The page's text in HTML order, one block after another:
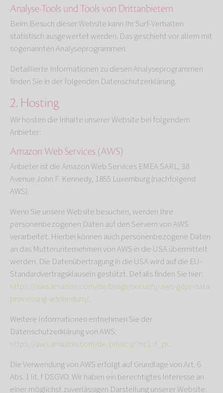
Analyse-Tools und Tools von Dritt­anbietern
Beim Besuch dieser Website kann Ihr Surf-Verhalten
statistisch ausgewertet werden. Das geschieht vor allem mit
sogenannten Analyseprogrammen.
Detaillierte Informationen zu diesen Analyseprogrammen
finden Sie in der folgenden Datenschutzerklärung.
2. Hosting
Wir hosten die Inhalte unserer Website bei folgendem
Anbieter:
Amazon Web Services (AWS)
Anbieter ist die Amazon Web Services EMEA SARL, 38
Avenue John F. Kennedy, 1855 Luxemburg (nachfolgend
AWS).
Wenn Sie unsere Website besuchen, werden Ihre
personenbezogenen Daten auf den Servern von AWS
verarbeitet. Hierbei können auch personenbezogene Daten
an das Mutterunternehmen von AWS in die USA übermittelt
werden. Die Datenübertragung in die USA wird auf die EU-
Standardvertragsklauseln gestützt. Details finden Sie hier:
https://aws.amazon.com/de/blogs/security/aws-gdpr-data-
processing-addendum/.
Weitere Informationen entnehmen Sie der
Datenschutzerklärung von AWS:
https://aws.amazon.com/de/privacy/?nc1=f_pr.
Die Verwendung von AWS erfolgt auf Grundlage von Art. 6
Abs. 1 lit. f DSGVO. Wir haben ein berechtigtes Interesse an
einer möglichst zuverlässigen Darstellung unserer Website.